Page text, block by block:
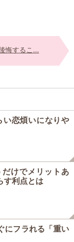
悔するこ...
い恋煩いになりや
けでメリットあ
す利点とは
にフラれる「重い